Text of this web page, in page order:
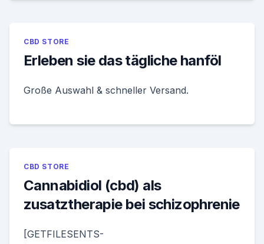
CBD STORE
Erleben sie das tägliche hanföl
Große Auswahl & schneller Versand.
CBD STORE
Cannabidiol (cbd) als
zusatztherapie bei schizophrenie
[GETFILESENTS-